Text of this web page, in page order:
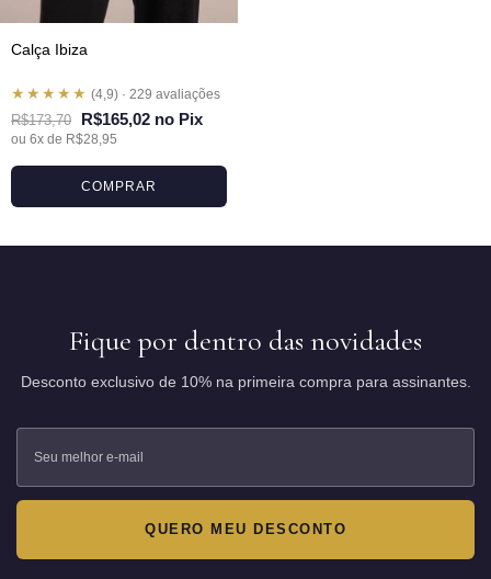
Calça Ibiza
★★★★★ (4,9) · 229 avaliações
R$173,70 R$165,02 no Pix
ou 6x de R$28,95
COMPRAR
Fique por dentro das novidades
Desconto exclusivo de 10% na primeira compra para assinantes.
QUERO MEU DESCONTO